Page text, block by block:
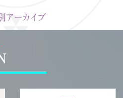
アーカイブ